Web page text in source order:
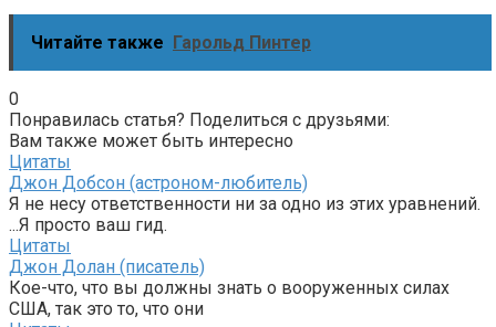
Читайте также Гарольд Пинтер
0
Понравилась статья? Поделиться с друзьями:
Вам также может быть интересно
Цитаты
Джон Добсон (астроном-любитель)
Я не несу ответственности ни за одно из этих уравнений.
...Я просто ваш гид.
Цитаты
Джон Долан (писатель)
Кое-что, что вы должны знать о вооруженных силах
США, так это то, что они